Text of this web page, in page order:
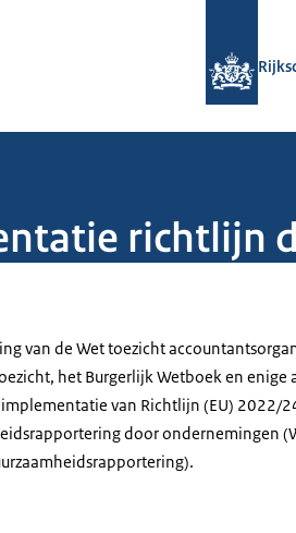
richtlijn
van de Wet toezicht
het Burgerlijk Wetboek en enige
van Richtlijn (EU) 2022/
door ondernemingen